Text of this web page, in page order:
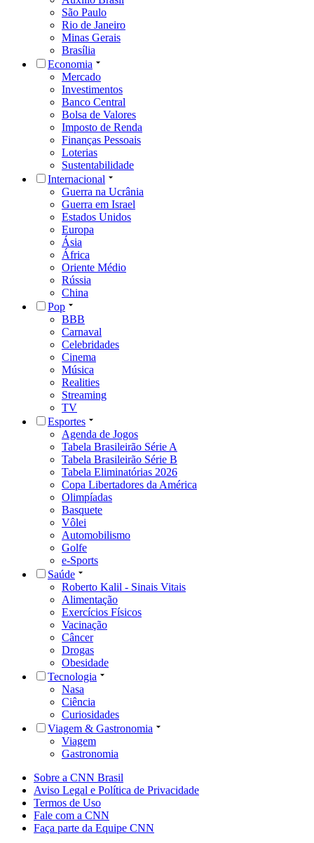
São Paulo
Rio de Janeiro
Minas Gerais
Brasília
Economia
Mercado
Investimentos
Banco Central
Bolsa de Valores
Imposto de Renda
Finanças Pessoais
Loterias
Sustentabilidade
Internacional
Guerra na Ucrânia
Guerra em Israel
Estados Unidos
Europa
Ásia
África
Oriente Médio
Rússia
China
Pop
BBB
Carnaval
Celebridades
Cinema
Música
Realities
Streaming
TV
Esportes
Agenda de Jogos
Tabela Brasileirão Série A
Tabela Brasileirão Série B
Tabela Eliminatórias 2026
Copa Libertadores da América
Olimpíadas
Basquete
Vôlei
Automobilismo
Golfe
e-Sports
Saúde
Roberto Kalil - Sinais Vitais
Alimentação
Exercícios Físicos
Vacinação
Câncer
Drogas
Obesidade
Tecnologia
Nasa
Ciência
Curiosidades
Viagem & Gastronomia
Viagem
Gastronomia
Sobre a CNN Brasil
Aviso Legal e Política de Privacidade
Termos de Uso
Fale com a CNN
Faça parte da Equipe CNN